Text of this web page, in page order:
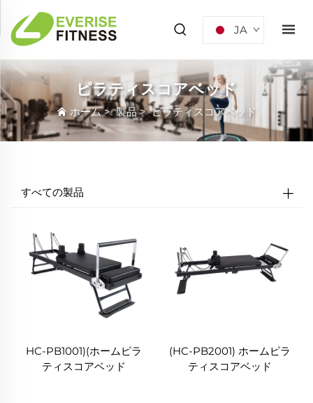
JA
ピラティスコアベッド
ホーム>製品>ピラティスコアベッド
すべての製品
HC-PB1001)(ホームピラ
ティスコアベッド
(HC-PB2001) ホームピラ
ティスコアベッド